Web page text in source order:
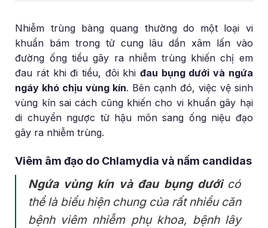
Nhiễm trùng bàng quang thường do một loại vi
khuẩn bám trong tử cung lâu dần xâm lấn vào
đường ống tiểu gây ra nhiễm trùng khiến chị em
đau rát khi đi tiểu, đôi khi đau bụng dưới và ngứa
ngáy khó chịu vùng kín. Bên cạnh đó, việc vệ sinh
vùng kín sai cách cũng khiến cho vi khuẩn gây hại
di chuyển ngược từ hậu môn sang ống niệu đạo
gây ra nhiễm trùng.
Viêm âm đạo do Chlamydia và nấm candidas
Ngứa vùng kín và đau bụng dướicó
thể là biểu hiện chung của rất nhiều căn
bệnh viêm nhiễm phụ khoa, bệnh lây